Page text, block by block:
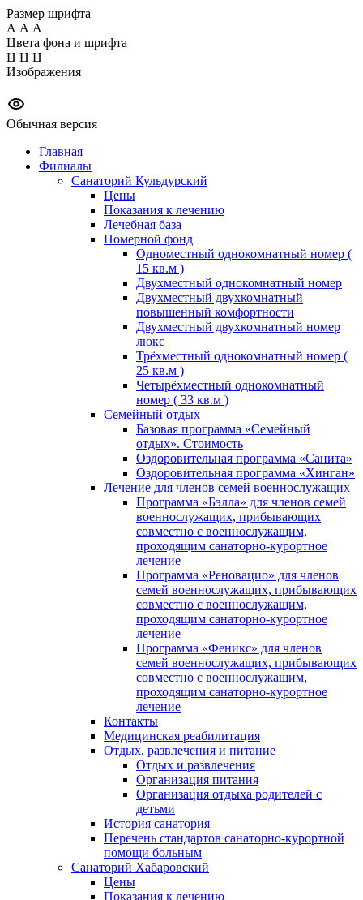
Размер шрифта
А А А
Цвета фона и шрифта
Ц Ц Ц
Изображения
Обычная версия
Главная
Филиалы
Санаторий Кульдурский
Цены
Показания к лечению
Лечебная база
Номерной фонд
Одноместный однокомнатный номер (
15 кв.м )
Двухместный однокомнатный номер
Двухместный двухкомнатный
повышенный комфортности
Двухместный двухкомнатный номер
люкс
Трёхместный однокомнатный номер (
25 кв.м )
Четырёхместный однокомнатный
номер ( 33 кв.м )
Семейный отдых
Базовая программа «Семейный
отдых». Стоимость
Оздоровительная программа «Санита»
Оздоровительная программа «Хинган»
Лечение для членов семей военнослужащих
Программа «Бэлла» для членов семей
военнослужащих, прибывающих
совместно с военнослужащим,
проходящим санаторно-курортное
лечение
Программа «Реновацио» для членов
семей военнослужащих, прибывающих
совместно с военнослужащим,
проходящим санаторно-курортное
лечение
Программа «Феникс» для членов
семей военнослужащих, прибывающих
совместно с военнослужащим,
проходящим санаторно-курортное
лечение
Контакты
Медицинская реабилитация
Отдых, развлечения и питание
Отдых и развлечения
Организация питания
Организация отдыха родителей с
детьми
История санатория
Перечень стандартов санаторно-курортной
помощи больным
Санаторий Хабаровский
Цены
Показания к лечению